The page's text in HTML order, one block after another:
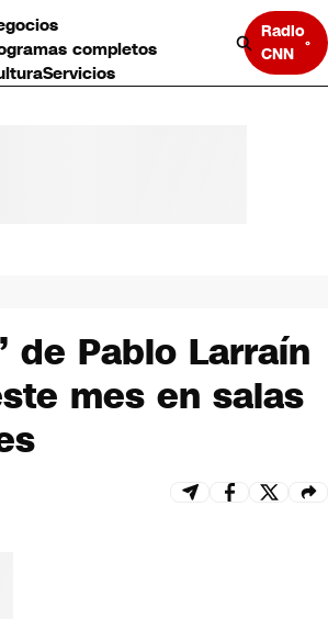
completos
Servicios
Radio
CNN
de Pablo Larraín
mes en salas